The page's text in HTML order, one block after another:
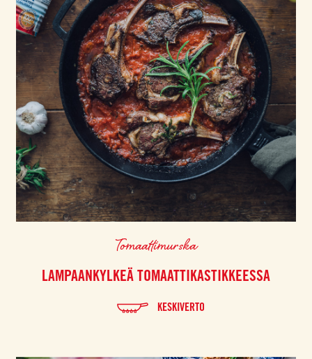
Tomaattimurska
LAMPAANKYLKEÄ TOMAATTIKASTIKKEESSA
KESKIVERTO